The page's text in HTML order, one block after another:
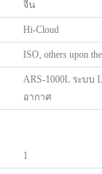
จีน
Hi-Cloud
ISO, others upon
ARS-1000L ระบบ
อากาศ
1